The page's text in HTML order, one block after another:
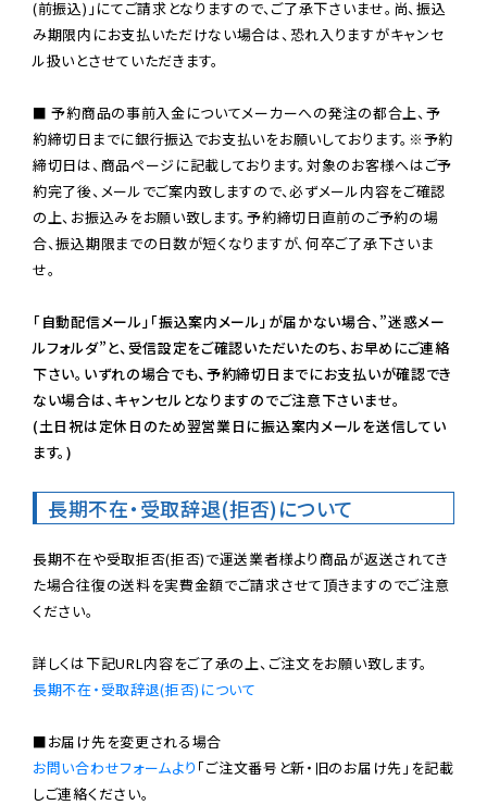
(前振込)」にてご請求となりますので、ご了承下さいませ。尚、振込
み期限内にお支払いただけない場合は、恐れ入りますがキャンセ
ル扱いとさせていただきます。
■ 予約商品の事前入金についてメーカーへの発注の都合上、予
約締切日までに銀行振込でお支払いをお願いしております。※予約
締切日は、商品ページに記載しております。対象のお客様へはご予
約完了後、メールでご案内致しますので、必ずメール内容をご確認
の上、お振込みをお願い致します。予約締切日直前のご予約の場
合、振込期限までの日数が短くなりますが、何卒ご了承下さいま
せ。
「自動配信メール」「振込案内メール」が届かない場合、”迷惑メー
ルフォルダ”と、受信設定をご確認いただいたのち、お早めにご連絡
下さい。いずれの場合でも、予約締切日までにお支払いが確認でき
ない場合は、キャンセルとなりますのでご注意下さいませ。
(土日祝は定休日のため翌営業日に振込案内メールを送信してい
ます。)
長期不在・受取辞退(拒否)について
長期不在や受取拒否(拒否)で運送業者様より商品が返送されてき
た場合往復の送料を実費金額でご請求させて頂きますのでご注意
ください。
長期不在・受取辞退(拒否)について
お問い合わせフォームより 「ご注文番号と新・旧のお届け先」を記載
しご連絡ください。